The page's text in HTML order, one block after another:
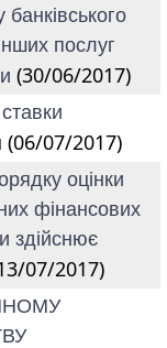
послуг
(30/06/2017)
(06/07/2017)
оцінки
фінансових
здійснює
07/2017)